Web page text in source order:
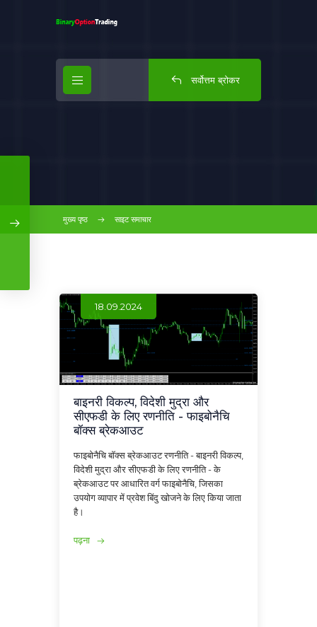
सर्वोत्तम ब्रोकर
मुख्य पृष्ठ साइट समाचार
18.09.2024
बाइनरी विकल्प, विदेशी मुद्रा और
सीएफडी के लिए रणनीति - फाइबोनैचि
बॉक्स ब्रेकआउट
फाइबोनैचि बॉक्स ब्रेकआउट रणनीति - बाइनरी विकल्प,
विदेशी मुद्रा और सीएफडी के लिए रणनीति - के
ब्रेकआउट पर आधारित वर्ग फाइबोनैचि, जिसका
उपयोग व्यापार में प्रवेश बिंदु खोजने के लिए किया जाता
है।
पढ़ना